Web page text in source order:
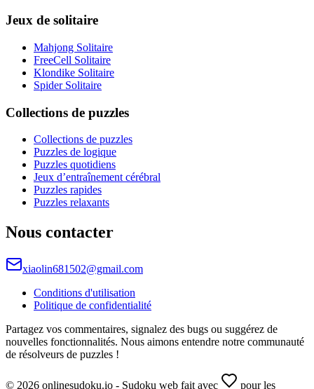
Jeux de solitaire
Mahjong Solitaire
FreeCell Solitaire
Klondike Solitaire
Spider Solitaire
Collections de puzzles
Collections de puzzles
Puzzles de logique
Puzzles quotidiens
Jeux d’entraînement cérébral
Puzzles rapides
Puzzles relaxants
Nous contacter
xiaolin681502@gmail.com
Conditions d'utilisation
Politique de confidentialité
Partagez vos commentaires, signalez des bugs ou suggérez de
nouvelles fonctionnalités. Nous aimons entendre notre communauté
de résolveurs de puzzles !
© 2026 onlinesudoku.io - Sudoku web fait avec pour les